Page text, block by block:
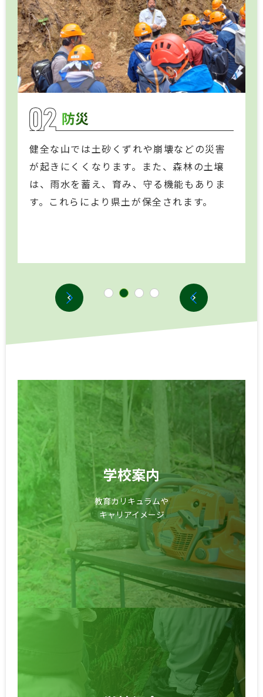
防災
健全な山では土砂くずれや崩壊などの災害
が起きにくくなります。また、森林の土壌
は、雨水を蓄え、育み、守る機能もありま
す。これらにより県土が保全されます。
学校案内
教育カリキュラムや
キャリアイメージ